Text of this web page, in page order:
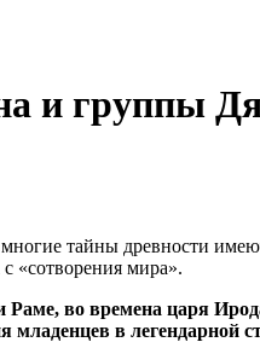
и группы
тайны древности
«сотворения мира».
Раме, во времена царя
младенцев в легендарной